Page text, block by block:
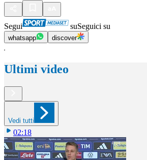
Segui suSeguici su
whatsapp discover
Ultimi video
Vedi tutti
02:18